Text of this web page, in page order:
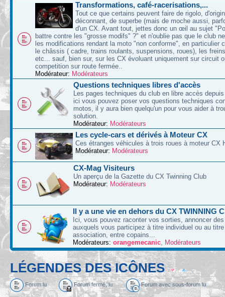
Transformations, café-racerisations,...
Tout ce que certains peuvent faire de rigolo,
déconnant, de superbe (mais de moche aussi,
d'un CX. Avant tout, jettes donc un œil au sujet
battre contre les "grosse modifs" ?" et n'oublie pas que le club
les modifications rendant la moto "non conforme", en particulier
le châssis ( cadre, trains roulants, suspensions, roues), les
etc... sauf, bien sur, sur les CX évoluant uniquement sur circuit
competition sur route fermée..
Modérateur: Modérateurs
Questions techniques libres d'accès
Les pages techniques du club en libre accès
ici vous pouvez poser vos questions techniques
motos, il y aura bien quelqu'un pour vous aider à
solution.
Modérateur: Modérateurs
Les cycle-cars et dérivés à Moteur CX
Ces étranges véhicules à trois roues à moteur CX
Modérateur: Modérateurs
CX-Mag Visiteurs
Un aperçu de la Gazette du CX Twinning Club
Modérateur: Modérateurs
Il y a une vie en dehors du CX TWINNING
Ici, vous pouvez raconter vos sorties, annoncer
auxquels vous participez à titre individuel ou au
association, entre copains...
Modérateurs: orangemecanic, Modérateurs
LÉGENDES DES ICÔNES
Forum lu Forum fermé, lu Forum avec sous-forum lu